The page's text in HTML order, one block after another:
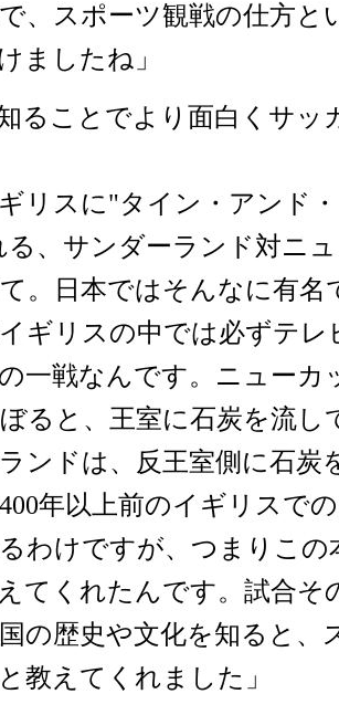
、スポーツ観戦の仕方と
ましたね」
ることでより面白くサッ
ギリスに"タイン・アンド
る、サンダーランド対ニ
。日本ではそんなに有名
ギリスの中では必ずテレ
一戦なんです。ニューカ
ると、王室に石炭を流し
ンドは、反王室側に石炭
年以上前のイギリスで
わけですが、つまりこの
てくれたんです。試合そ
の歴史や文化を知ると、
教えてくれました」